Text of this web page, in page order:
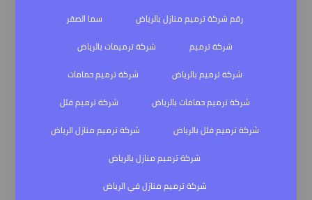
رقم شركة ترميم منازل بالرياض
سما الصقر
شركة ترميم
شركة ترميمات بالرياض
شركة ترميم بالرياض
شركة ترميم حمامات
شركة ترميم حمامات بالرياض
شركة ترميم فلل
شركة ترميم فلل بالرياض
شركة ترميم منازل الرياض
شركة ترميم منازل بالرياض
شركة ترميم منازل في الرياض